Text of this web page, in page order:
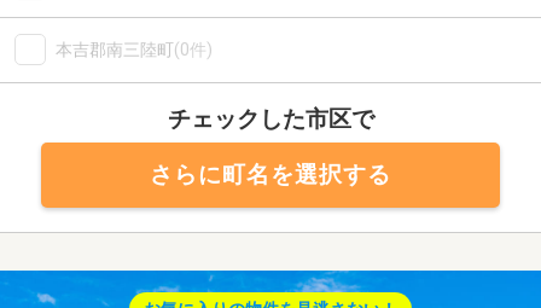
本吉郡南三陸町(0件)
チェックした市区で
さらに町名を選択する